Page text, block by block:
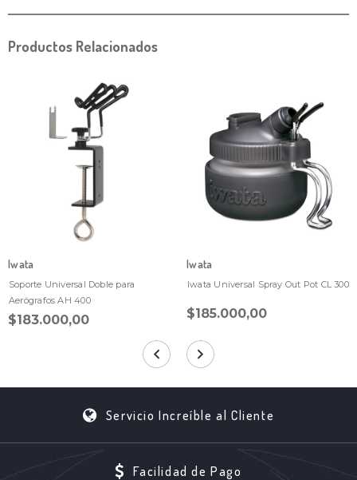
Productos Relacionados
Iwata
Soporte Universal Doble para
Aerógrafos AH 400
$183.000,00
Iwata
Iwata Universal Spray Out Pot CL 300
$185.000,00
Servicio Increíble al Cliente
Facilidad de Pago